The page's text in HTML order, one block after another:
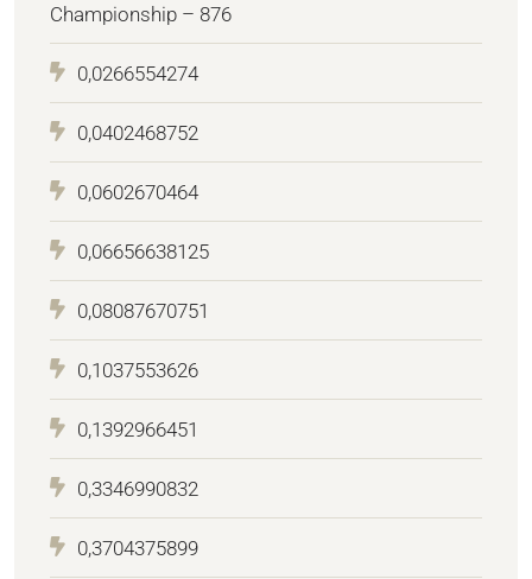
Championship – 876
0,0266554274
0,0402468752
0,0602670464
0,06656638125
0,08087670751
0,1037553626
0,1392966451
0,3346990832
0,3704375899